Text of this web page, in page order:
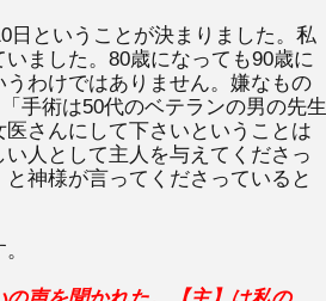
日ということが決まりました。私
ました。80歳になっても90歳に
わけではありません。嫌なもの
手術は50代のベテランの男の先生
さんにして下さいということは
人として主人を与えてくださっ
神様が言ってくださっていると